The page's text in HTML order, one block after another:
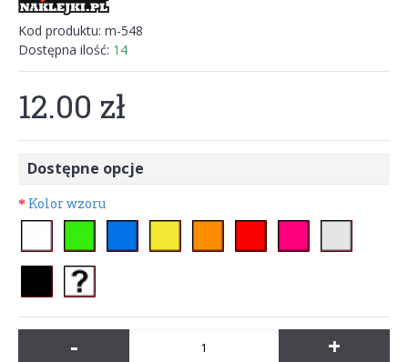
Kod produktu: m-548
Dostępna ilość: 14
12.00 zł
Dostępne opcje
Kolor wzoru
- +